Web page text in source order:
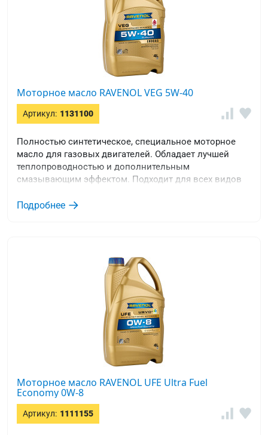
Моторное масло RAVENOL VEG 5W-40
Артикул: 1131100
Полностью синтетическое, специальное моторное
масло для газовых двигателей. Обладает лучшей
теплопроводностью и дополнительным
смазывающим эффектом. Подходит для всех видов
ACEA A3/B4 или API SM/CF.
Подробнее
Моторное масло RAVENOL UFE Ultra Fuel
Economy 0W-8
Артикул: 1111155